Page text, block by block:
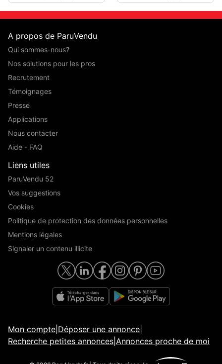
A propos de ParuVendu
Qui sommes-nous?
Nos solutions pour les pros
Recrutement
Témoignages
Presse
Applications
Nous contacter
Aide - FAQ
Liens utiles
ParuVendu 52
Vos suggestions
Cookies
Politique de protection des données personnelles
Mentions légales
Signaler un contenu illicite
Mon compte Déposer une annonce
Recherche petites annonces Annonces proche de moi